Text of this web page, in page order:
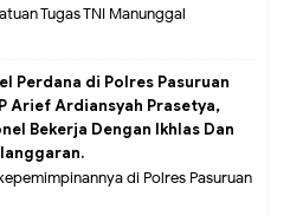
Tugas TNI Manunggal
Perdana di Polres Pasuruan
Arief Ardiansyah Prasetya,
Bekerja Dengan Ikhlas Dan
di Polres Pasuruan